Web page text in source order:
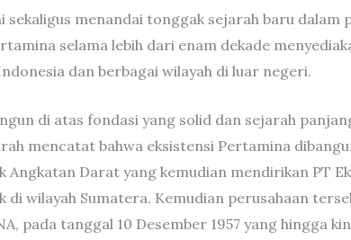
menandai tonggak sejarah baru dalam
selama lebih dari enam dekade
dan berbagai wilayah di luar negeri.
di atas fondasi yang solid dan sejarah
mencatat bahwa eksistensi Pertamina
Angkatan Darat yang kemudian mendirikan PT
wilayah Sumatera. Kemudian perusahaan
pada tanggal 10 Desember 1957 yang hingga